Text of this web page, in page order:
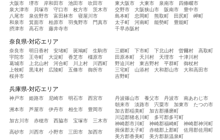
大阪市 堺市 岸和田市 池田市
吹田市
泉大津市
貝塚市 守口市 枚方市
茨木市
八尾市
泉佐野市 富田林市
寝屋川市
和泉市
箕面市 柏原市 羽曳野市
門真市
摂津市
高石市 藤井寺市
東大阪市 大東市 泉南市
四條畷市
交野市
大阪狭山市 阪南市
豊中市
島本町
忠岡町 熊取町 田尻町
岬町
太子町
河南町 能勢町
豊能町
千早赤阪村
奈良県-対応エリア
奈良市 明日香村 安堵町 斑鳩町
生駒市
宇陀市
王寺町 大淀町 香芝市
橿原市
葛城市
上北山村 河合町 川上村
川西町
上牧町
黒滝村 広陵町 五條市
御所市
桜井市
三郷町 下市町 下北山村 曽爾村
高取町
田原本町
天川村 天理市
十津川村
野迫川村
東吉野村 平群町
御杖村
三宅町
山添村 大和郡山市
大和高田市
吉野町
兵庫県-対応エリア
神戸市 姫路市 尼崎市 明石市 西宮市
洲本市 芦屋市 伊丹市 相生市 豊岡市
加古川市 赤穂市 西脇市 宝塚市 三木市
高砂市 川西市 小野市 三田市 加西市
丹波篠山市 養父市 丹波市
南あわじ市
朝来市
淡路市 宍粟市 加東市
たつの市
加古郡稲美町
加古郡播磨町
川辺郡猪名川町
多可郡多可町
神崎郡市川町
神崎郡福崎町
神崎郡神河町
揖保郡太子町
赤穂郡上郡町
佐用郡佐用町
美方郡香美町
美方郡新温泉町